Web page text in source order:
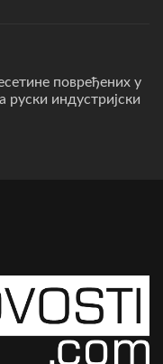
повређених у
руски индустријски